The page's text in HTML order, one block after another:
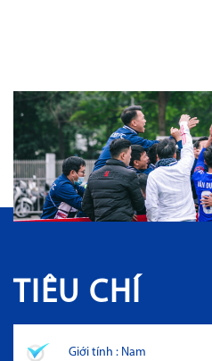
TIÊU CHÍ
Để có thể tham gia thi tuyển vào
Giới tính : Nam